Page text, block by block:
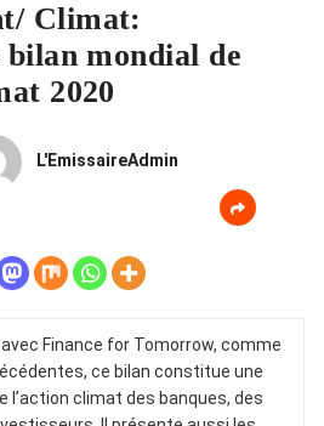
Climat:
mondial de
2020
L'EmissaireAdmin
Finance for Tomorrow, comme
ce bilan constitue une
l’action climat des banques, des